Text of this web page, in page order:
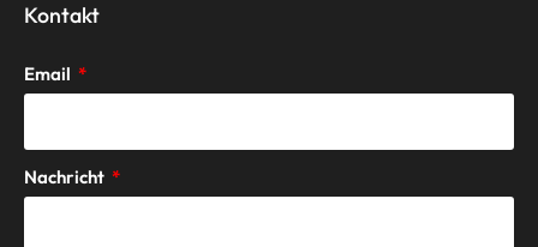
Kontakt
Email
Nachricht